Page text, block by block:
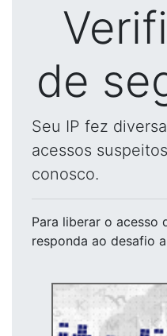
de
Seu IP fez
acessos
conosco.
Para liberar o acesso
responda ao desafio